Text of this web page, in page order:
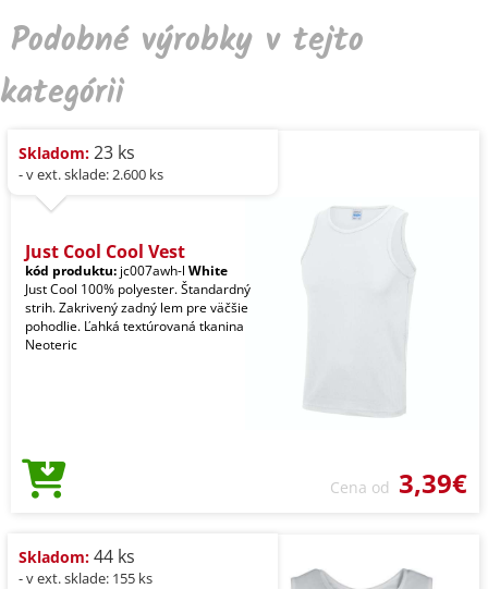
Podobné výrobky v tejto
kategórii
Skladom: 23 ks
- v ext. sklade: 2.600 ks
Just Cool Cool Vest
kód produktu: jc007awh-l White
Just Cool 100% polyester. Štandardný
strih. Zakrivený zadný lem pre väčšie
pohodlie. Ľahká textúrovaná tkanina
Neoteric
Cena od 3,39€
Skladom: 44 ks
- v ext. sklade: 155 ks